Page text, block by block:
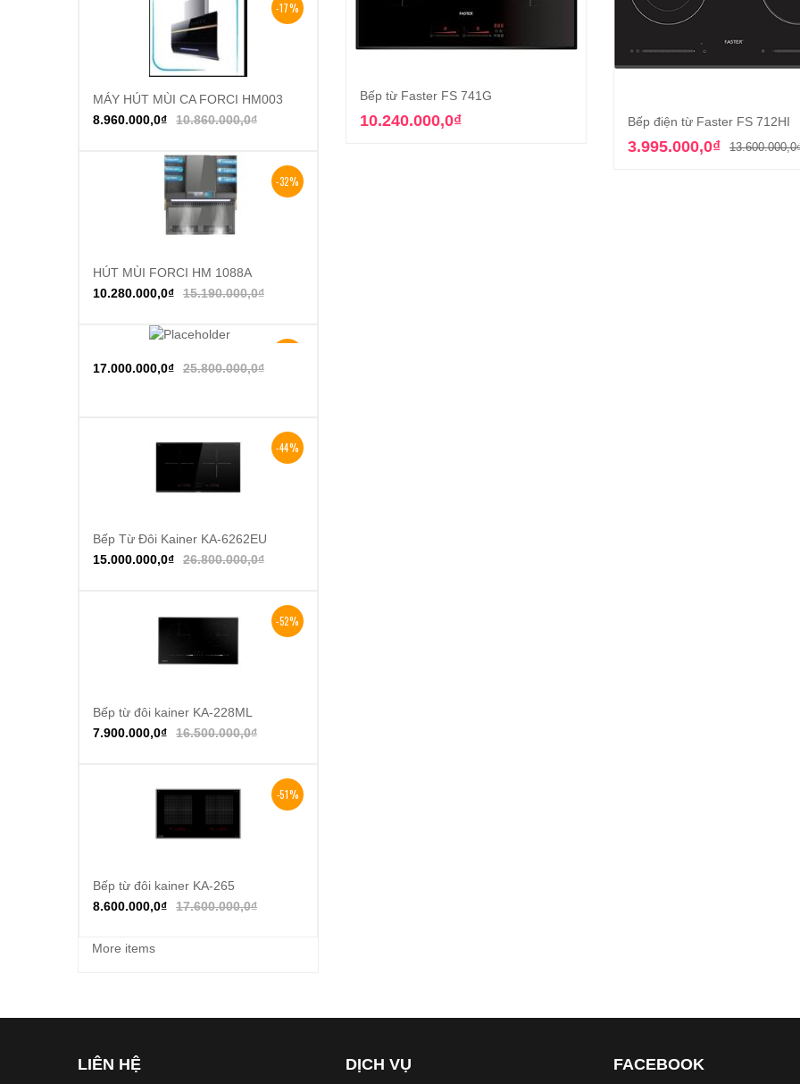
Thêm vào giỏ hàng
Bếp từ Faster FS 741G
10.240.000,0₫ Thêm vào giỏ hàng
Bếp điện từ Faster FS 712HI
13.600.000,0
3.995.000,0₫
-17%
Thêm vào giỏ hàng
MÁY HÚT MÙI CA FORCI HM003
10.860.000,0₫
8.960.000,0₫
-32%
Thêm vào giỏ hàng
HÚT MÙI FORCI HM 1088A
15.190.000,0₫
10.280.000,0₫
Thêm vào giỏ hàng
25.800.000,0₫
17.000.000,0₫
-44%
Thêm vào giỏ hàng
Bếp Từ Đôi Kainer KA-6262EU
26.800.000,0₫
15.000.000,0₫
-52%
Thêm vào giỏ hàng
Bếp từ đôi kainer KA-228ML
16.500.000,0₫
7.900.000,0₫
-51%
Thêm vào giỏ hàng
Bếp từ đôi kainer KA-265
17.600.000,0₫
8.600.000,0₫
More items
LIÊN HỆ DỊCH VỤ FACEBOOK